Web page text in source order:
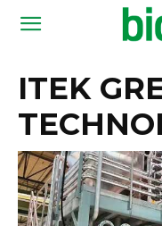
Magazyn
ITEK